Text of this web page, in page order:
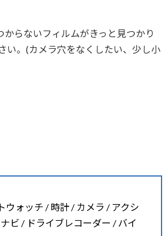
らないフィルムがきっと見つかり
い。(カメラ穴をなくしたい、少し小
ウォッチ / 時計 / カメラ / アクシ
ビ / ドライブレコーダー / バイ